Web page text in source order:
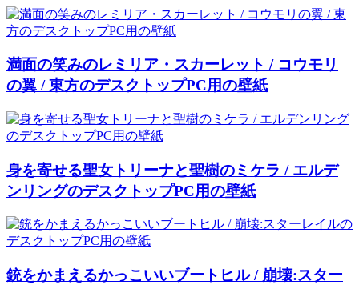
満面の笑みのレミリア・スカーレット / コウモリ
の翼 / 東方のデスクトップPC用の壁紙
身を寄せる聖女トリーナと聖樹のミケラ / エルデ
ンリングのデスクトップPC用の壁紙
銃をかまえるかっこいいブートヒル / 崩壊:スター